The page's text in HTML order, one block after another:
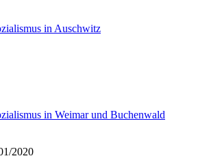
in Auschwitz
in Weimar und Buchenwald
2020